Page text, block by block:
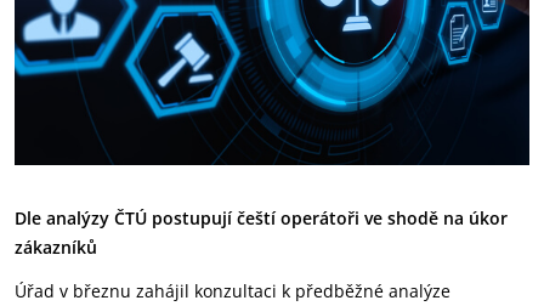
Dle analýzy ČTÚ postupují čeští operátoři ve shodě na úkor
zákazníků
Úřad v březnu zahájil konzultaci k předběžné analýze